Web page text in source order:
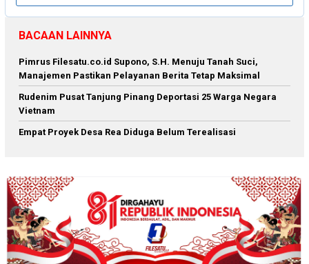
BACAAN LAINNYA
Pimrus Filesatu.co.id Supono, S.H. Menuju Tanah Suci,
Manajemen Pastikan Pelayanan Berita Tetap Maksimal
Rudenim Pusat Tanjung Pinang Deportasi 25 Warga Negara
Vietnam
Empat Proyek Desa Rea Diduga Belum Terealisasi